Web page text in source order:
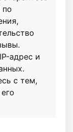
по
адрес и
с тем,